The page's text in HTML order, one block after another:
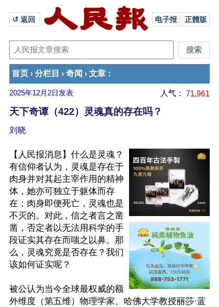
↺ 返回 电子报 正體版
首页 › 分栏目 › 奇闻 › 文章 ：
2025年12月2日 发表 人气： 71,961
天下奇谭（422）灵魂真的存在吗？
刘晓
【人民报消息】什么是灵魂？
有信仰者认为，灵魂是存在于
肉身并对其起主宰作用的精神
体，她亦可独立于躯体而存
在；肉身即便死亡，灵魂也是
不灭的。对此，信之者言之凿
凿，否定者以无法用科学的手
段证实其存在而嗤之以鼻。那
么，灵魂究竟是否存在？我们
该如何证实呢？
被公认为当今全球最权威的额
外维度（第五维）物理学家、哈佛大学教授丽莎·蓝